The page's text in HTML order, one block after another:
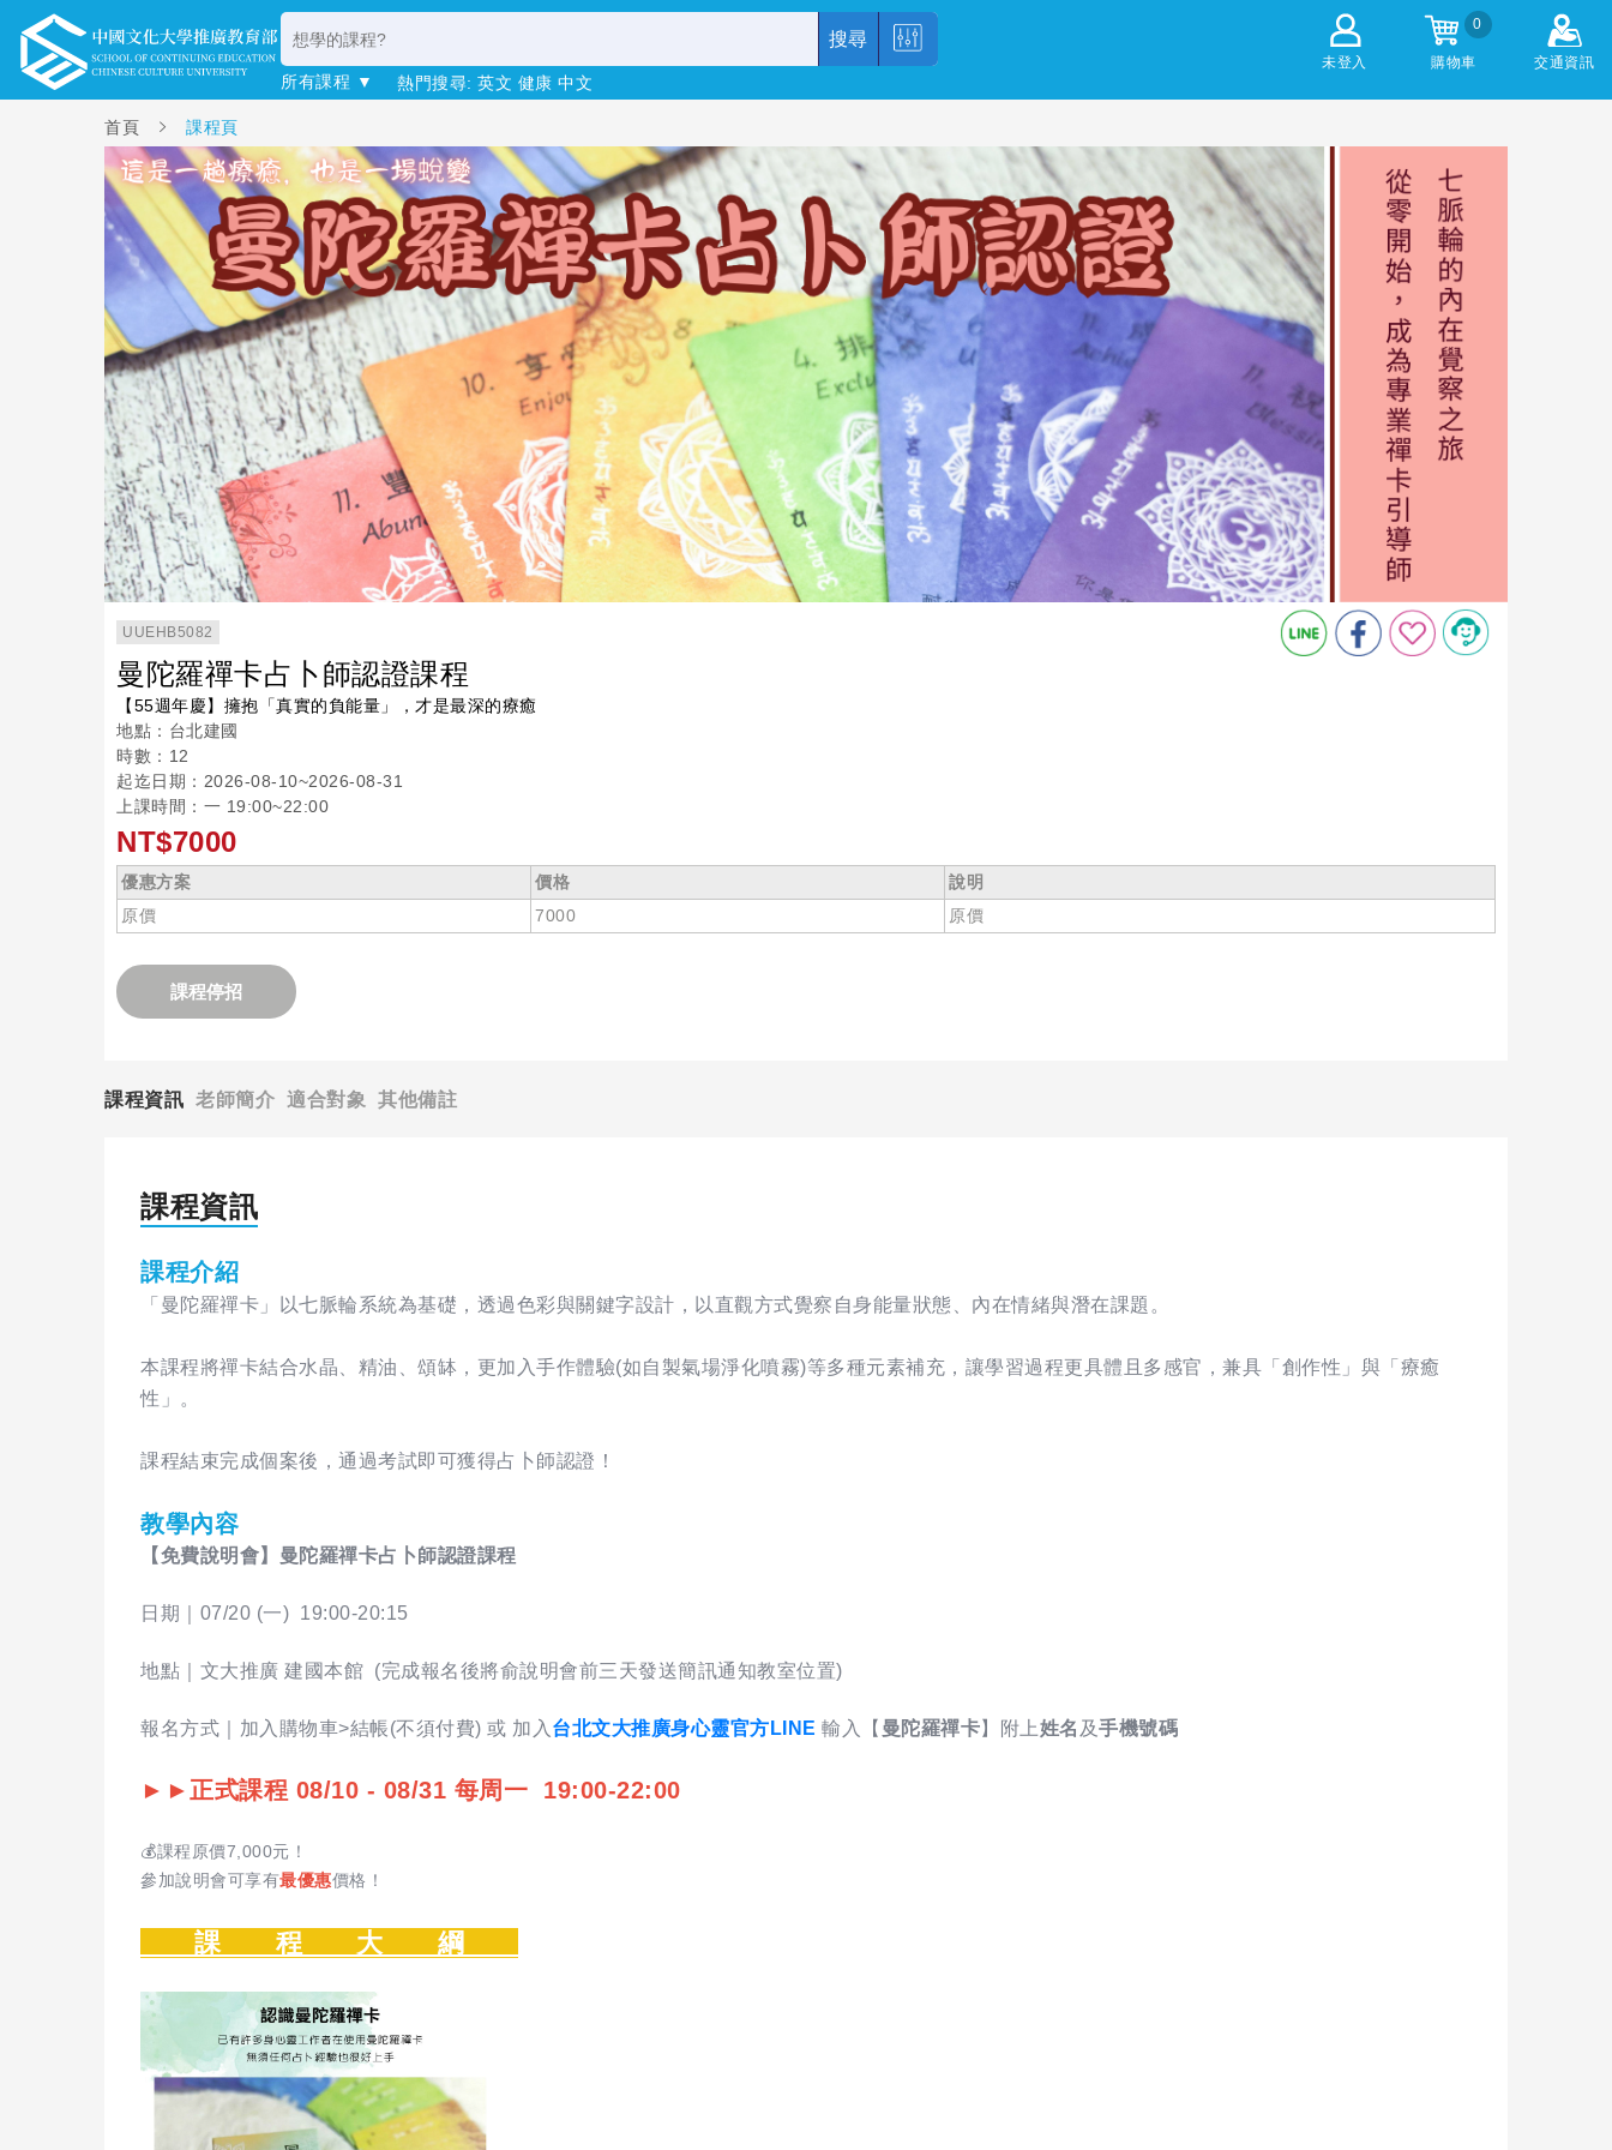
未登入
0
購物車 交通資訊
搜尋
所有課程 ▼ 熱門搜尋: 英文 健康 中文
首頁 課程頁
UUEHB5082
曼陀羅禪卡占卜師認證課程
【55週年慶】擁抱「真實的負能量」，才是最深的療癒
地點：台北建國
時數：12
起迄日期：2026-08-10~2026-08-31
上課時間：一 19:00~22:00
NT$7000
優惠方案 價格
說明
原價
7000 原價
課程停招
課程資訊 老師簡介 適合對象 其他備註
課程資訊
課程介紹
「曼陀羅禪卡」以七脈輪系統為基礎，透過色彩與關鍵字設計，以直觀方式覺察自身能量狀態、內在情緒與潛在課題。
本課程將禪卡結合水晶、精油、頌缽，更加入手作體驗(如自製氣場淨化噴霧)等多種元素補充，讓學習過程更具體且多感官，兼具「創作性」與「療癒
性」。
課程結束完成個案後，通過考試即可獲得占卜師認證！
教學內容
【免費說明會】曼陀羅禪卡占卜師認證課程
日期｜07/20 (一) 19:00-20:15
地點｜文大推廣 建國本館 (完成報名後將俞說明會前三天發送簡訊通知教室位置)
報名方式｜加入購物車>結帳(不須付費) 或 加入 台北文大推廣身心靈官方LINE 輸入【 曼陀羅禪卡】附上姓名 及手機號碼
►►正式課程 08/10 - 08/31 每周一 19:00-22:00
💰課程原價7,000元！
參加說明會可享有最優惠價格！
課 程 大 綱